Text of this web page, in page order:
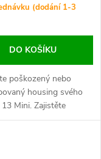
(dodání 1-3
DO KOŠÍKU
poškozený nebo
housing svého
Mini. Zajistěte
vzhled a ochranu
komponent vašeho